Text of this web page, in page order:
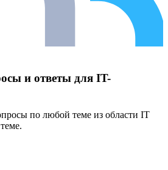
и ответы для IT-
по любой теме из области IT